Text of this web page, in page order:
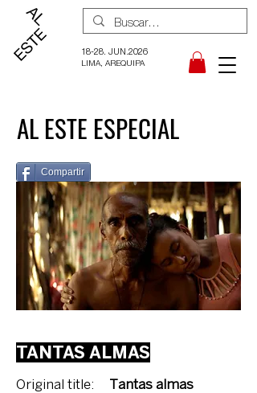
18-28. JUN.2026
LIMA, AREQUIPA
AL ESTE ESPECIAL
Compartir
TANTAS ALMAS
Original title: Tantas almas